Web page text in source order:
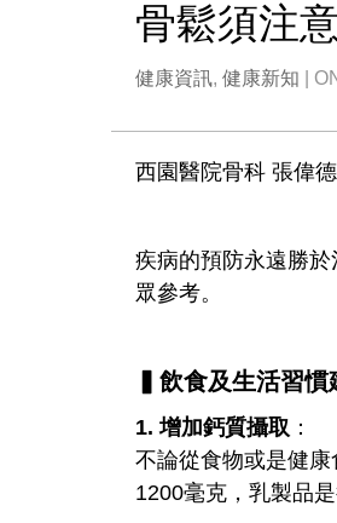
骨鬆須注
健康資訊, 健康新知 |
西園醫院骨科 張偉
疾病的預防永遠勝
眾參考。
▍飲食及生活習慣
1. 增加鈣質攝取 ：
不論從食物或是健
1200毫克，乳製品是